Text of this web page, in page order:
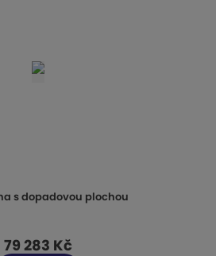
s dopadovou plochou
79 283 Kč